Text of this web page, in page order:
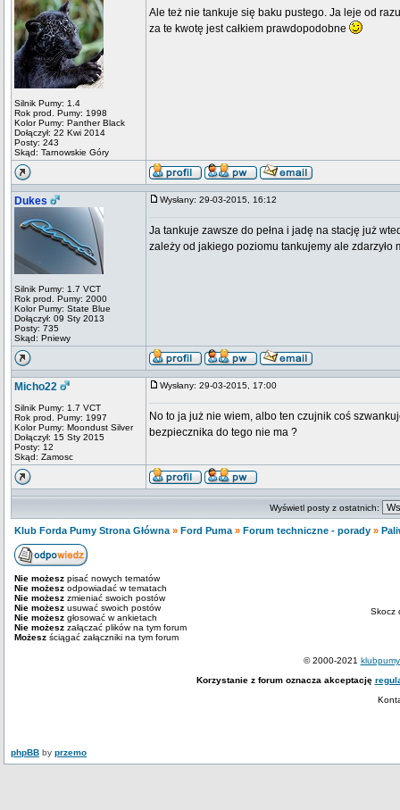
Silnik Pumy: 1.4
Rok prod. Pumy: 1998
Kolor Pumy: Panther Black
Dołączył: 22 Kwi 2014
Posty: 243
Skąd: Tarnowskie Góry
Ale też nie tankuje się baku pustego. Ja leje od
za te kwotę jest całkiem prawdopodobne
Dukes
Silnik Pumy: 1.7 VCT
Rok prod. Pumy: 2000
Kolor Pumy: State Blue
Dołączył: 09 Sty 2013
Posty: 735
Skąd: Pniewy
Wysłany: 29-03-2015, 16:12
Ja tankuje zawsze do pełna i jadę na stację już
zależy od jakiego poziomu tankujemy ale zdarzyło
Micho22
Silnik Pumy: 1.7 VCT
Rok prod. Pumy: 1997
Kolor Pumy: Moondust Silver
Dołączył: 15 Sty 2015
Posty: 12
Skąd: Zamosc
Wysłany: 29-03-2015, 17:00
No to ja już nie wiem, albo ten czujnik coś
bezpiecznika do tego nie ma ?
Wyświetl posty z ostatnich:
Klub Forda Pumy Strona Główna » Ford Puma » Forum techniczne - porady »
Nie możesz pisać nowych tematów
Nie możesz odpowiadać w tematach
Nie możesz zmieniać swoich postów
Nie możesz usuwać swoich postów
Nie możesz głosować w ankietach
Nie możesz załączać plików na tym forum
Możesz ściągać załączniki na tym forum
Skocz
© 2000-2021
Korzystanie z forum oznacza akceptację
phpBB by przemo